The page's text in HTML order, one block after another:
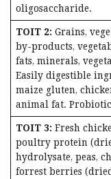
oligosaccharide.
TOIT 2: Grains,
by-products,
fats, minerals,
Easily digestible
maize gluten,
animal fat.
TOIT 3: Fresh
poultry protein
hydrolysate, peas,
forrest berries